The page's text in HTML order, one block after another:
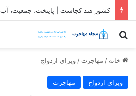
ثبت شرکت در قطر| شرایط و مراحل
جستجو برای
خانه / مهاجرت / ویزای ازدواج
ویزای ازدواج مهاجرت